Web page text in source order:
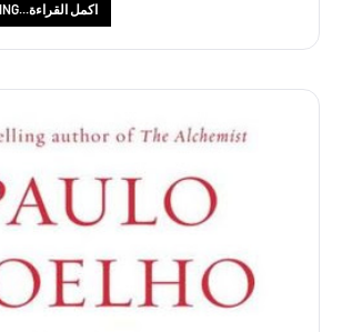
CONTINUE READING...اكمل القراءة